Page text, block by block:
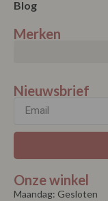
Blog
Merken
Nieuwsbrief
Onze winkel
Maandag: Gesloten